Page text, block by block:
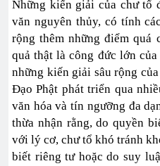
Những kiến giải của chư tổ
văn nguyên thủy, có tính
rộng thêm những điểm quá
quả thật là công đức lớn
những kiến giải sâu rộng
Đạo Phật phát triển qua
văn hóa và tín ngưỡng đa
thừa nhận rằng, do quyền
với lý cơ, chư tổ khó tránh
biết riêng tư hoặc do suy